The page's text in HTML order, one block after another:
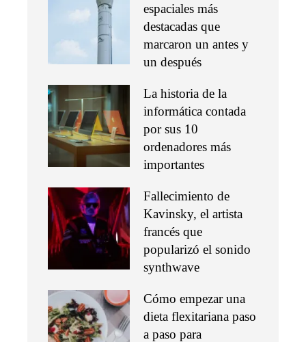
espaciales más
destacadas que
marcaron un antes y
un después
La historia de la
informática contada
por sus 10
ordenadores más
importantes
Fallecimiento de
Kavinsky, el artista
francés que
popularizó el sonido
synthwave
Cómo empezar una
dieta flexitariana paso
a paso para